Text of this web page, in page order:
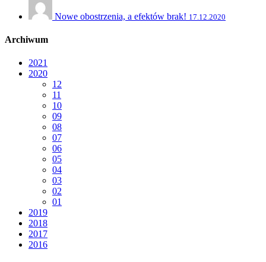
Nowe obostrzenia, a efektów brak! 17.12.2020
Archiwum
2021
2020
12
11
10
09
08
07
06
05
04
03
02
01
2019
2018
2017
2016